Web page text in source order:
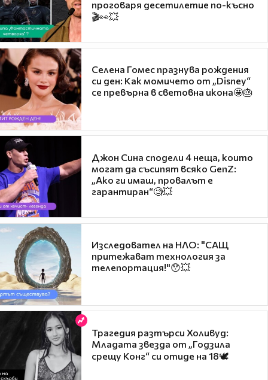
проговаря десетилетие по-късно
🎬👀💥
Селена Гомес празнува рождения
си ден: Как момичето от „Disney“
се превърна в световна икона🤩🎂
Джон Сина сподели 4 неща, които
могат да съсипят всяко GenZ:
„Ако ги имаш, провалът е
гарантиран“🧐💥
Изследовател на НЛО: "САЩ
притежават технология за
телепортация!"😯💥
Трагедия разтърси Холивуд:
Младата звезда от „Годзила
срещу Конг“ си отиде на 18🕊️